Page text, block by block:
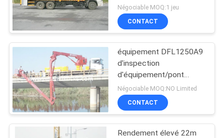
PLAN
DU
SITE
POLITIQUE
DE
CONFIDENTIALITÉ
Équipement
d'Access de pont
14
d'inspection avec le
seau/panier
Négociable MOQ:1 jeu
CONTACT
équipement DFL1250A9
d'inspection
d'équipement/pont
d'Access de pont en
seau de 6x4 16M
Dongfeng
Négociable MOQ:NO Limited
CONTACT
Rendement élevé 22m